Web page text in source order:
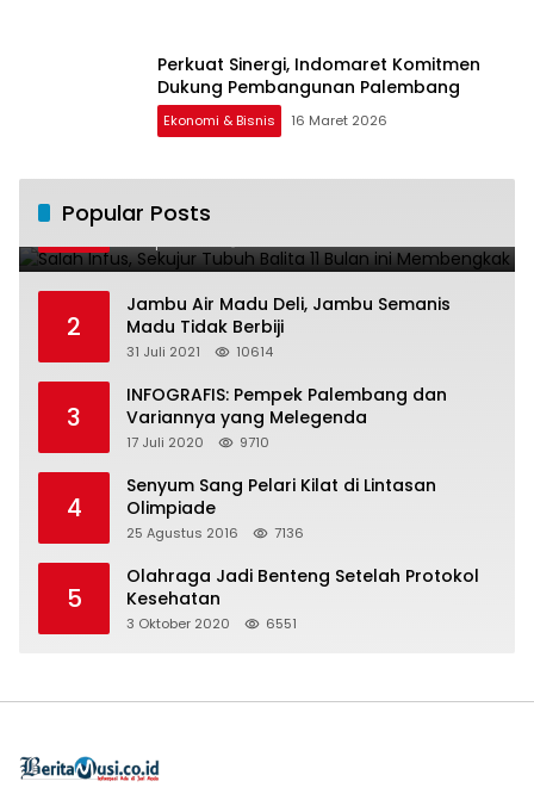
Perkuat Sinergi, Indomaret Komitmen
Dukung Pembangunan Palembang
Ekonomi & Bisnis 16 Maret 2026
Popular Posts
1
ini Membengkak
2
Jambu Air Madu Deli, Jambu Semanis
Madu Tidak Berbiji
31 Juli 2021 10614
3
INFOGRAFIS: Pempek Palembang dan
Variannya yang Melegenda
17 Juli 2020 9710
4
Senyum Sang Pelari Kilat di Lintasan
Olimpiade
25 Agustus 2016 7136
5
Olahraga Jadi Benteng Setelah Protokol
Kesehatan
3 Oktober 2020 6551